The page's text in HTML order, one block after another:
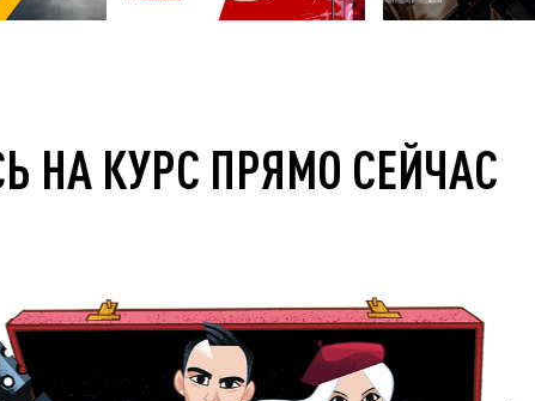
НА КУРС ПРЯМО СЕЙЧАС